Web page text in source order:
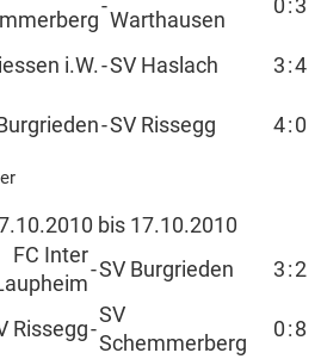
-
Warthausen
0 : 3
i.W.-SV Haslach 3 :4
-SV Rissegg 4: 0
bis 17.10.2010
FC Inter
-SV Burgrieden 3 :2
Rissegg-
SV
Schemmerberg
0 : 8